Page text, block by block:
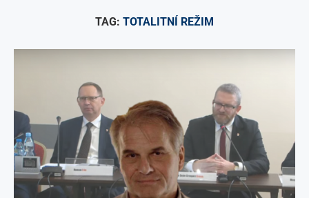
TAG: TOTALITNÍ REŽIM